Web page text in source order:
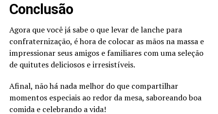
Conclusão
Agora que você já sabe o que levar de lanche para
confraternização, é hora de colocar as mãos na massa e
impressionar seus amigos e familiares com uma seleção
de quitutes deliciosos e irresistíveis.
Afinal, não há nada melhor do que compartilhar
momentos especiais ao redor da mesa, saboreando boa
comida e celebrando a vida!